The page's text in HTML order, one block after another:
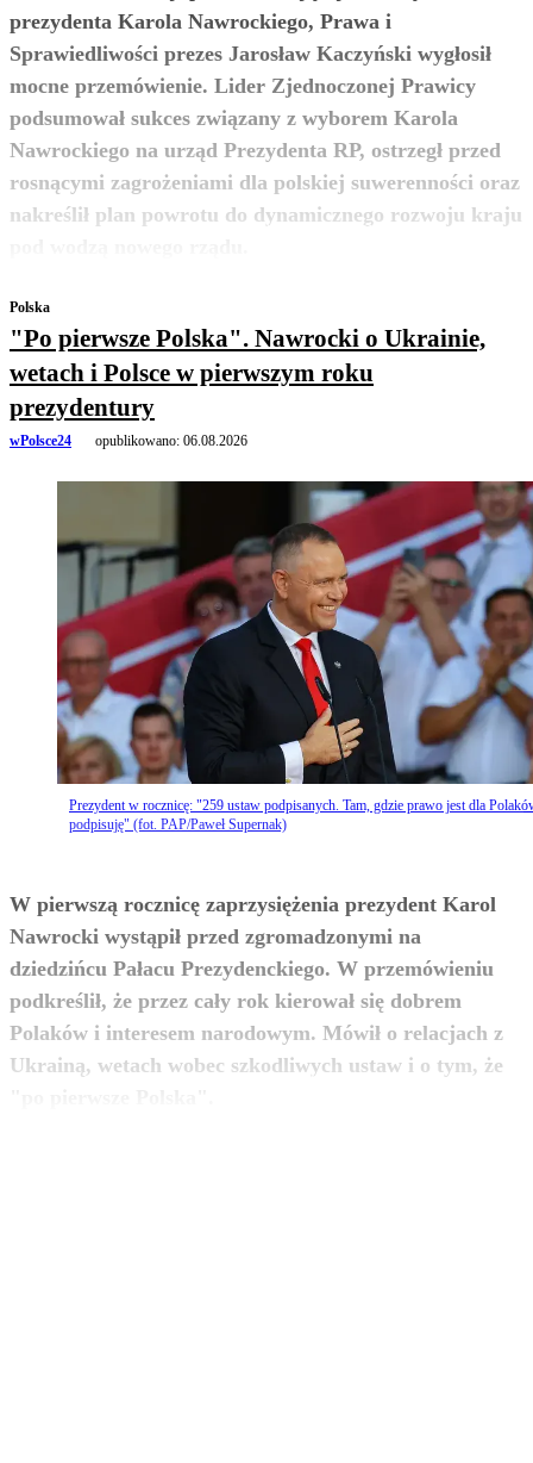
prezydenta Karola Nawrockiego, Prawa i
Sprawiedliwości prezes Jarosław Kaczyński wygłosił
mocne przemówienie. Lider Zjednoczonej Prawicy
podsumował sukces związany z wyborem Karola
Nawrockiego na urząd Prezydenta RP, ostrzegł przed
rosnącymi zagrożeniami dla polskiej suwerenności oraz
nakreślił plan powrotu do dynamicznego rozwoju kraju
zobacz więcej
Polska
"Po pierwsze Polska". Nawrocki o Ukrainie,
wetach i Polsce w pierwszym roku
prezydentury
wPolsce24 opublikowano: 06.08.2026
Prezydent w rocznicę: "259 ustaw podpisanych. Tam, gdzie prawo jest dla
podpisuję" (fot. PAP/Paweł Supernak)
W pierwszą rocznicę zaprzysiężenia prezydent Karol
Nawrocki wystąpił przed zgromadzonymi na
dziedzińcu Pałacu Prezydenckiego. W przemówieniu
podkreślił, że przez cały rok kierował się dobrem
Polaków i interesem narodowym. Mówił o relacjach z
Ukrainą, wetach wobec szkodliwych ustaw i o tym, że
zobacz więcej